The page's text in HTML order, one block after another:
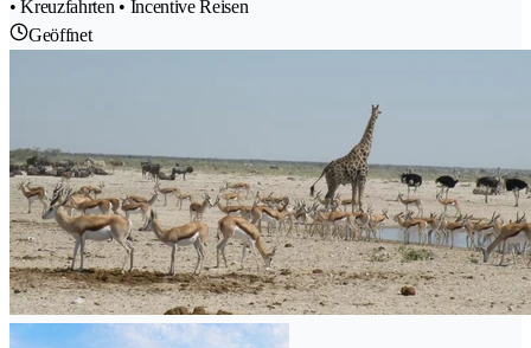
• Kreuzfahrten • Incentive Reisen
Geöffnet